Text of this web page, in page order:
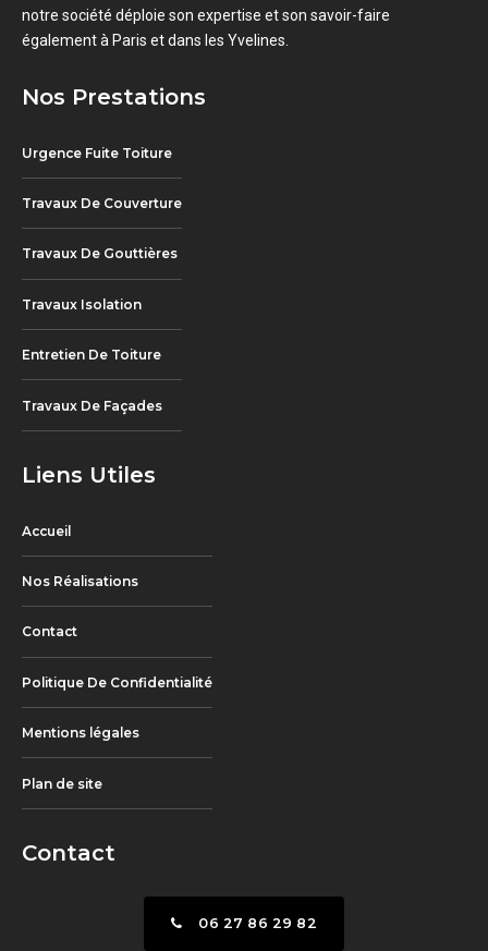
notre société déploie son expertise et son savoir-faire
également à Paris et dans les Yvelines.
Nos Prestations
Urgence Fuite Toiture
Travaux De Couverture
Travaux De Gouttières
Travaux Isolation
Entretien De Toiture
Travaux De Façades
Liens Utiles
Accueil
Nos Réalisations
Contact
Politique De Confidentialité
Mentions légales
Plan de site
Contact
06 27 86 29 82